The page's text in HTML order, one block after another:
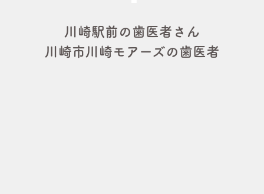
川崎駅前の歯医者さん
川崎市川崎モアーズの歯医者